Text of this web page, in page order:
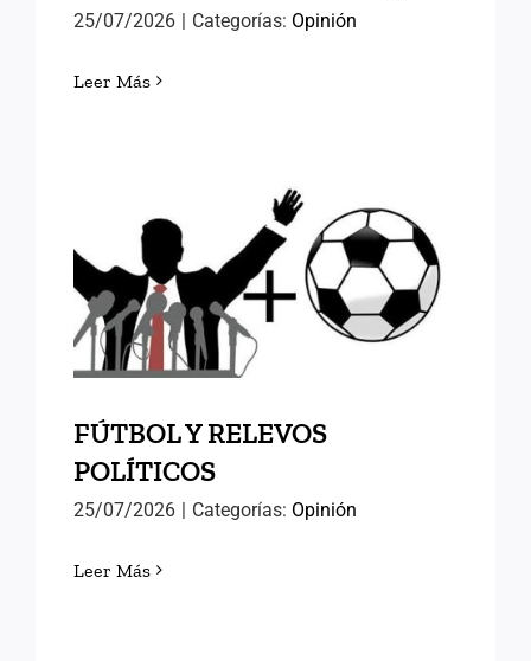
25/07/2026 | Categorías: Opinión
Leer Más
FÚTBOL Y RELEVOS
POLÍTICOS
FÚTBOL Y RELEVOS
POLÍTICOS
25/07/2026 | Categorías: Opinión
Leer Más